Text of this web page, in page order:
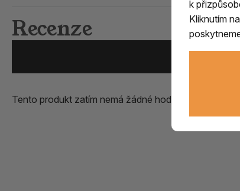
Recenze
Tento produkt zatím nemá žádné hodnocení.
k
Kliknutím